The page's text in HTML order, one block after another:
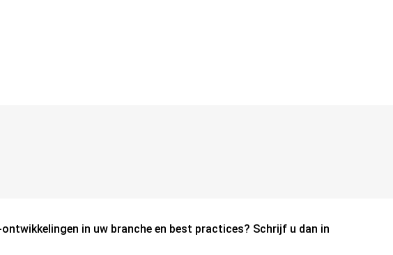
in uw branche en best practices? Schrijf u dan in